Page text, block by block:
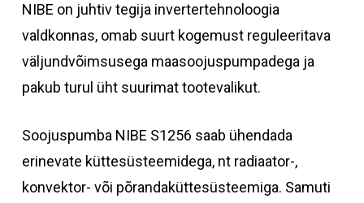
NIBE on juhtiv tegija invertertehnoloogia
valdkonnas, omab suurt kogemust reguleeritava
väljundvõimsusega maasoojuspumpadega ja
pakub turul üht suurimat tootevalikut.
Soojuspumba NIBE S1256 saab ühendada
erinevate küttesüsteemidega, nt radiaator-,
konvektor- või põrandaküttesüsteemiga. Samuti